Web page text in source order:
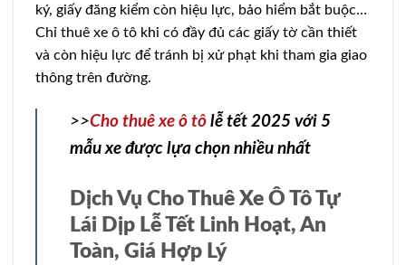
ký, giấy đăng kiểm còn hiệu lực, bảo hiểm bắt buộc…
Chỉ thuê xe ô tô khi có đầy đủ các giấy tờ cần thiết
và còn hiệu lực để tránh bị xử phạt khi tham gia giao
thông trên đường.
>>Cho thuê xe ô tô lễ tết 2025 với 5
mẫu xe được lựa chọn nhiều nhất
Dịch Vụ Cho Thuê Xe Ô Tô Tự
Lái Dịp Lễ Tết Linh Hoạt, An
Toàn, Giá Hợp Lý